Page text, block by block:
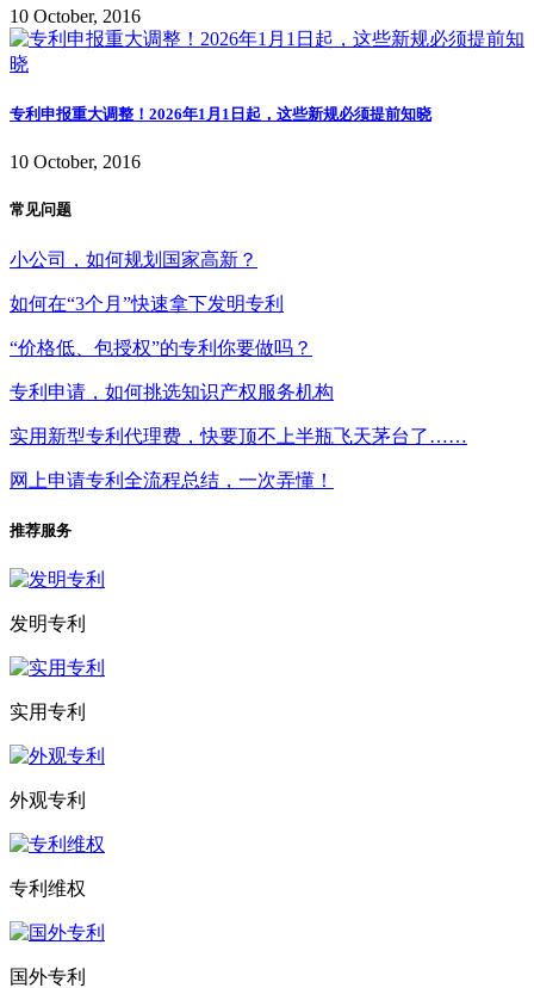
10 October, 2016
专利申报重大调整！2026年1月1日起，这些新规必须提前知晓
10 October, 2016
常见问题
小公司，如何规划国家高新？
如何在“3个月”快速拿下发明专利
“价格低、包授权”的专利你要做吗？
专利申请，如何挑选知识产权服务机构
实用新型专利代理费，快要顶不上半瓶飞天茅台了……
网上申请专利全流程总结，一次弄懂！
推荐服务
发明专利
实用专利
外观专利
专利维权
国外专利